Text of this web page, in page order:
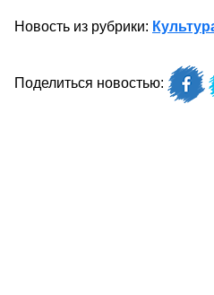
Новость из рубрики:
Поделиться новостью: